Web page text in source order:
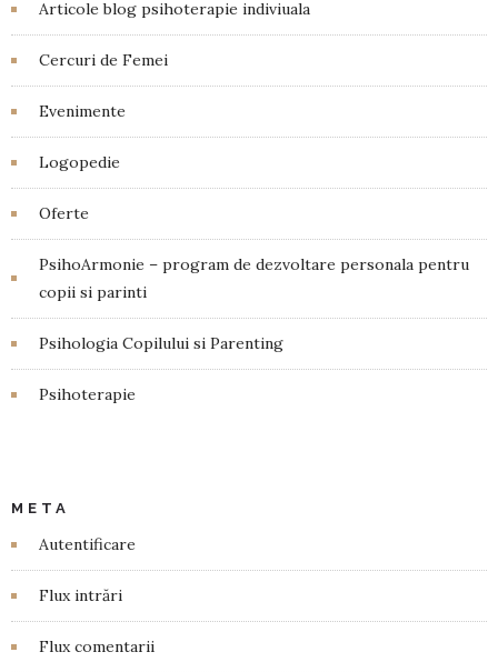
Articole blog psihoterapie indiviuala
Cercuri de Femei
Evenimente
Logopedie
Oferte
PsihoArmonie – program de dezvoltare personala pentru
copii si parinti
Psihologia Copilului si Parenting
Psihoterapie
META
Autentificare
Flux intrări
Flux comentarii